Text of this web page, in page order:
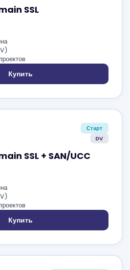
SSL
Купить
Старт
DV
SSL + SAN/UCC
Купить